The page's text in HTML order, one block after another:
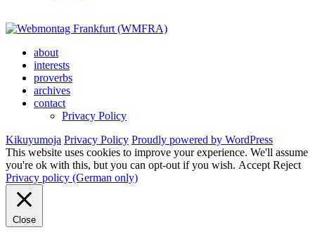
about
interests
proverbs
archives
contact
Privacy Policy
Kikuyumoja Privacy Policy Proudly powered by WordPress
This website uses cookies to improve your experience. We'll assume
you're ok with this, but you can opt-out if you wish. Accept Reject
Privacy policy (German only)
Close